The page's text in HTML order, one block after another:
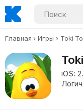
Главная Игры Toki
iOS: